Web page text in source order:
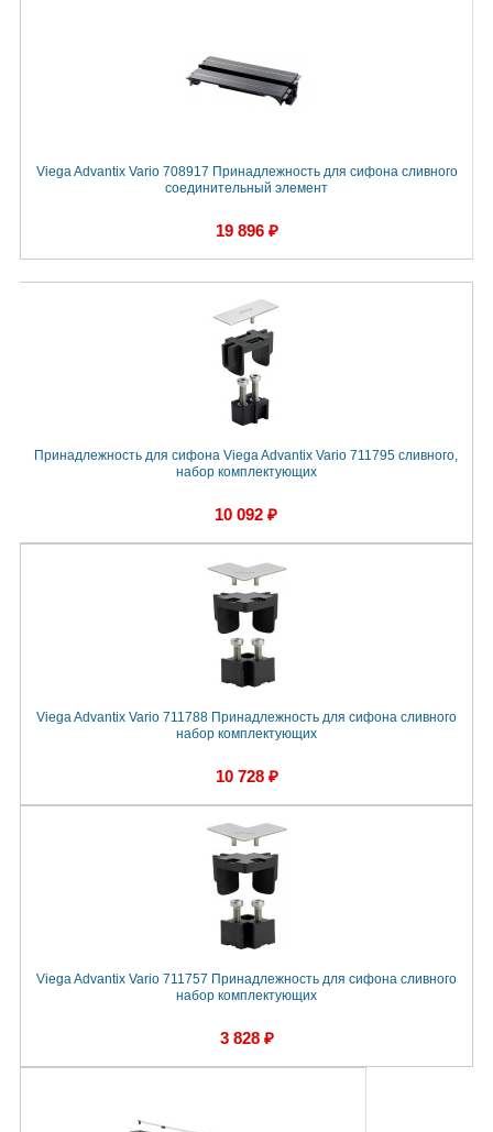
Viega Advantix Vario 708917 Принадлежность для сифона сливного
соединительный элемент
19 896 ₽
Принадлежность для сифона Viega Advantix Vario 711795 сливного,
набор комплектующих
10 092 ₽
Viega Advantix Vario 711788 Принадлежность для сифона сливного
набор комплектующих
10 728 ₽
Viega Advantix Vario 711757 Принадлежность для сифона сливного
набор комплектующих
3 828 ₽